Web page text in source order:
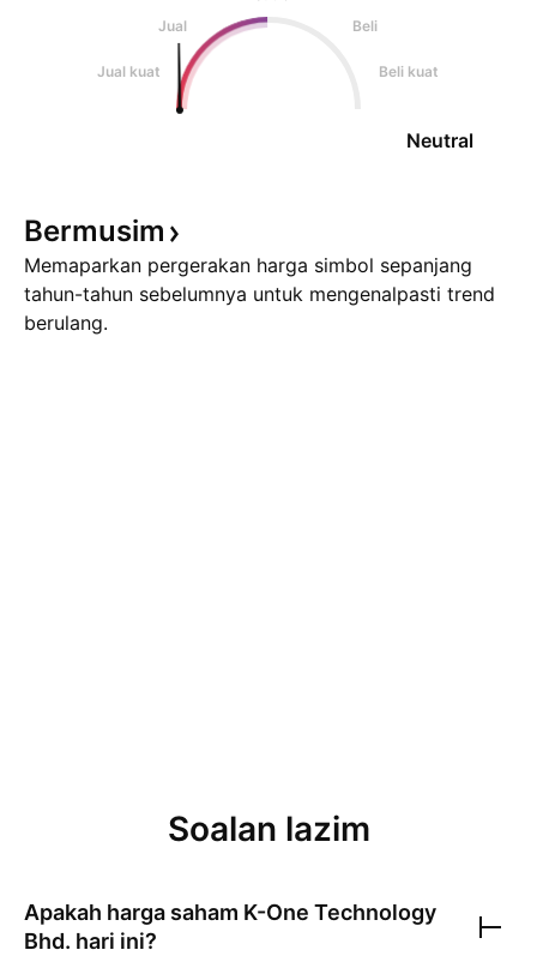
Jual
Beli
Jual kuat Beli kuat
Neutral
Bermusim
Memaparkan pergerakan harga simbol sepanjang
tahun-tahun sebelumnya untuk mengenalpasti trend
berulang.
Soalan lazim
Apakah harga saham K-One Technology
Bhd. hari ini?